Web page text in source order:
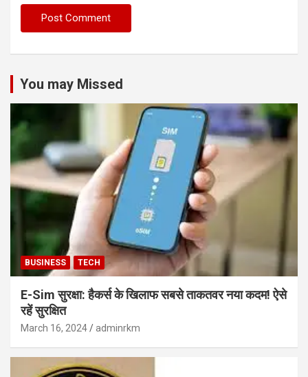
You may Missed
BUSINESS TECH
E-Sim सुरक्षा: हैकर्स के खिलाफ सबसे ताकतवर नया कदम! ऐसे
रहें सुरक्षित
March 16, 2024 adminrkm